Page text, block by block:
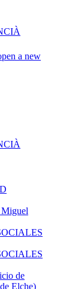
a new
de
Elche)